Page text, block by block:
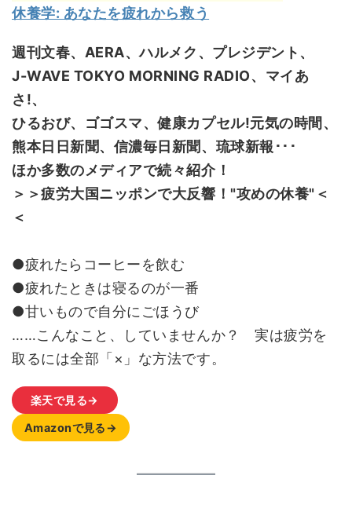
休養学: あなたを疲れから救う
週刊文春、AERA、ハルメク、プレジデント、
J-WAVE TOKYO MORNING RADIO、マイあ
さ!、
ひるおび、ゴゴスマ、健康カプセル!元気の時間、
熊本日日新聞、信濃毎日新聞、琉球新報･･･
ほか多数のメディアで続々紹介！
＞＞疲労大国ニッポンで大反響！"攻めの休養"＜
＜
●疲れたらコーヒーを飲む
●疲れたときは寝るのが一番
●甘いもので自分にごほうび
……こんなこと、していませんか？ 実は疲労を
取るには全部「×」な方法です。
楽天で見る→
Amazonで見る→